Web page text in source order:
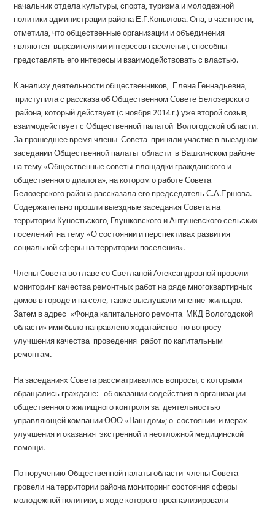
начальник отдела культуры, спорта, туризма и молодежной
политики администрации района Е.Г.Копылова. Она, в частности,
отметила, что общественные организации и объединения
являются выразителями интересов населения, способны
представлять его интересы и взаимодействовать с властью.
К анализу деятельности общественников, Елена Геннадьевна,
приступила с рассказа об Общественном Совете Белозерского
района, который действует (с ноября 2014 г.) уже второй созыв,
взаимодействует с Общественной палатой Вологодской области.
За прошедшее время члены Совета приняли участие в выездном
заседании Общественной палаты области в Вашкинском районе
на тему «Общественные советы-площадки гражданского и
общественного диалога», на котором о работе Совета
Белозерского района рассказала его председатель С.А.Ершова.
Содержательно прошли выездные заседания Совета на
территории Куностьского, Глушковского и Антушевского сельских
поселений на тему «О состоянии и перспективах развития
социальной сферы на территории поселения».
Члены Совета во главе со Светланой Александровной провели
мониторинг качества ремонтных работ на ряде многоквартирных
домов в городе и на селе, также выслушали мнение жильцов.
Затем в адрес «Фонда капитального ремонта МКД Вологодской
области» ими было направлено ходатайство по вопросу
улучшения качества проведения работ по капитальным
ремонтам.
На заседаниях Совета рассматривались вопросы, с которыми
обращались граждане: об оказании содействия в организации
общественного жилищного контроля за деятельностью
управляющей компании ООО «Наш дом»; о состоянии и мерах
улучшения и оказания экстренной и неотложной медицинской
помощи.
По поручению Общественной палаты области члены Совета
провели на территории района мониторинг состояния сферы
молодежной политики, в ходе которого проанализировали